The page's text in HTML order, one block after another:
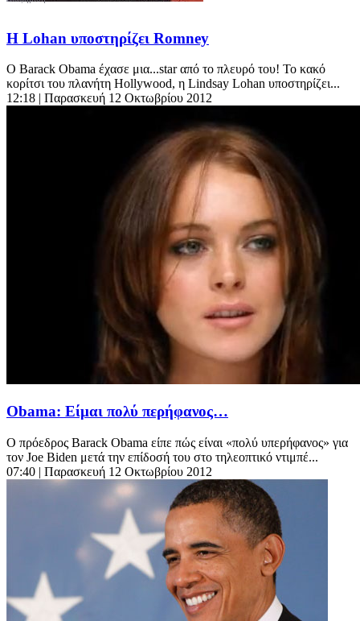
Η Lohan υποστηρίζει Romney
O Barack Obama έχασε μια...star από το πλευρό του! To κακό
κορίτσι του πλανήτη Hollywood, η Lindsay Lohan υποστηρίζει...
12:18 | Παρασκευή 12 Οκτωβρίου 2012
Obama: Είμαι πολύ περήφανος…
Ο πρόεδρος Barack Obama είπε πώς είναι «πολύ υπερήφανος» για
τον Joe Biden μετά την επίδοσή του στο τηλεοπτικό ντιμπέ...
07:40 | Παρασκευή 12 Οκτωβρίου 2012